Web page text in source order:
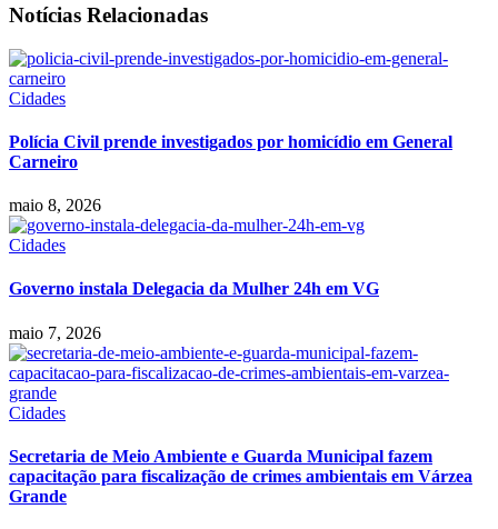
Notícias Relacionadas
Cidades
Polícia Civil prende investigados por homicídio em General
Carneiro
maio 8, 2026
Cidades
Governo instala Delegacia da Mulher 24h em VG
maio 7, 2026
Cidades
Secretaria de Meio Ambiente e Guarda Municipal fazem
capacitação para fiscalização de crimes ambientais em Várzea
Grande